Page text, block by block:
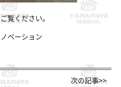
覧ください。
ベーション
次の記事>>